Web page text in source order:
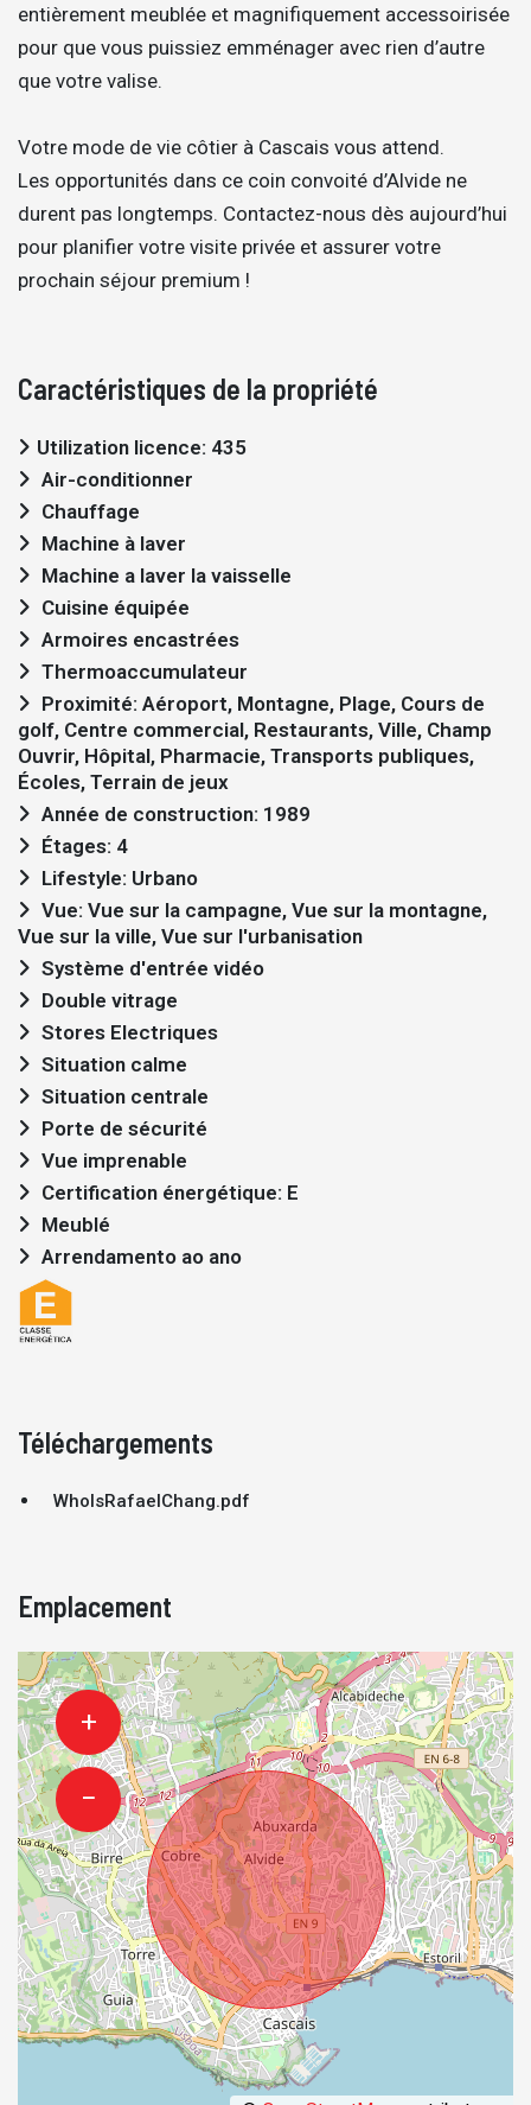
entièrement meublée et magnifiquement accessoirisée
pour que vous puissiez emménager avec rien d’autre
que votre valise.
Votre mode de vie côtier à Cascais vous attend.
Les opportunités dans ce coin convoité d’Alvide ne
durent pas longtemps. Contactez-nous dès aujourd’hui
pour planifier votre visite privée et assurer votre
prochain séjour premium !
Caractéristiques de la propriété
Utilization licence: 435
Air-conditionner
Chauffage
Machine à laver
Machine a laver la vaisselle
Cuisine équipée
Armoires encastrées
Thermoaccumulateur
golf, Centre commercial, Restaurants, Ville, Champ
Ouvrir, Hôpital, Pharmacie, Transports publiques,
Écoles, Terrain de jeux
Année de construction: 1989
Étages: 4
Lifestyle: Urbano
Vue sur la ville, Vue sur l'urbanisation
Système d'entrée vidéo
Double vitrage
Stores Electriques
Situation calme
Situation centrale
Porte de sécurité
Vue imprenable
Certification énergétique: E
Meublé
Arrendamento ao ano
Téléchargements
WhoIsRafaelChang.pdf
Emplacement
+
−